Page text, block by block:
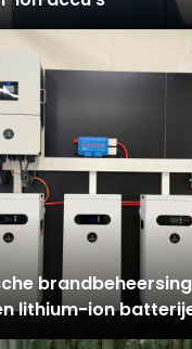
lithium-ion